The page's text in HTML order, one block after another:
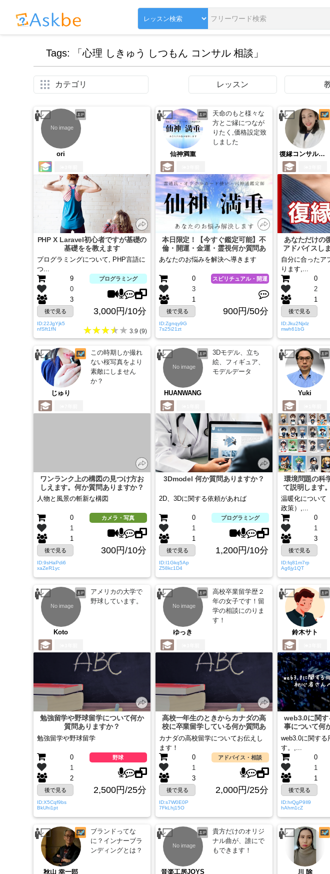
Tags: 「心理 しきゅう しつもん コンサル 相談」
カテゴリ レッスン
ori
PHP X Laravel初心者ですが基礎の
基礎をを教えます
プログラミングについて, PHP言語に
つ...
9
0
3
プログラミング
後で見る 3,000円/10分
ID:22JgYjk5
nfSft1fN
★★★★★ 3.9 (9)
仙神満重
天命のもと様々な
方とご縁につなが
りたく,価格設定致
しました
本日限定！【今すぐ鑑定可能】不
倫・開運・金運・霊視何か質問あ
りますか？
あなたのお悩みを解決へ導きます
0
3
1
スピリチュアル・開運
後で見る 900円/50分
ID:Zgnqy9G
7s25i21zt
復縁コンサル今井
あなただけの
アドバイスし
自分に合ったア
ります,...
0
2
1
後で見る
ID:Jku2Njxlz
mwh61bG
じゅり
この時期しか撮れ
ない桜写真をより
素敵にしません
か？
ワンランク上の構図の見つけ方お
しえます。何か質問ありますか？
人物と風景の斬新な構図
0
1
1
カメラ・写真
後で見る 300円/10分
ID:9sHaPdi6
xaZeR1yc
HUANWANG
3Dモデル、立ち
絵、フィギュア、
モデルデータ
3Dmodel 何か質問ありますか？
2D、3Dに関する依頼があれば
0
1
1
プログラミング
後で見る 1,200円/10分
ID:I1Gkq5Ap
Z58kc1D4
Yuki
環境問題の科
て説明します
温暖化について
政策）,...
0
1
3
後で見る
ID:fq81m7rp
Ag6jy1QT
Koto
アメリカの大学で
野球しています。
勉強留学や野球留学について何か
質問ありますか？
勉強留学や野球留学
0
1
2
野球
後で見る 2,500円/25分
ID:X5Cqf9bs
BkUhi1pt
ゆっき
高校卒業留学歴２
年の女子です！留
学の相談にのりま
す！
高校一年生のときからカナダの高
校に卒業留学している何か質問あ
りますか？
カナダの高校留学についてお伝えし
ます！
0
1
3
アドバイス・相談
後で見る 2,000円/25分
ID:s7W0E0P
7FkLhj15O
鈴木サト
web3.0に関
事について何
web3.0に関する
す。,...
0
1
1
後で見る
ID:hrQgP9Il9
hAhm1cZ
秋山 幸一郎
ブランドってな
に？インナーブラ
ンディングとは？
音楽工房JOYS
貴方だけのオリジ
ナル曲が、誰にで
もできます！
川 除